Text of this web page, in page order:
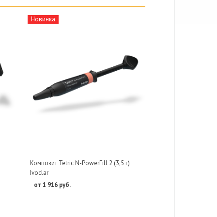
Новинка
Композит Tetric N-PowerFill 2 (3,5 г)
Ivoclar
от 1 916 руб.